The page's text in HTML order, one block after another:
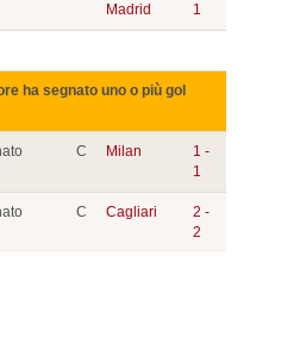
Madrid
1
ha segnato uno o più gol
C Milan
1 -
1
C Cagliari
2 -
2